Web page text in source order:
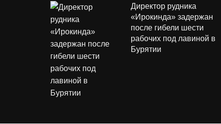
Директор рудника
«Ирокинда» задержан
после гибели шести
рабочих под лавиной в
Бурятии